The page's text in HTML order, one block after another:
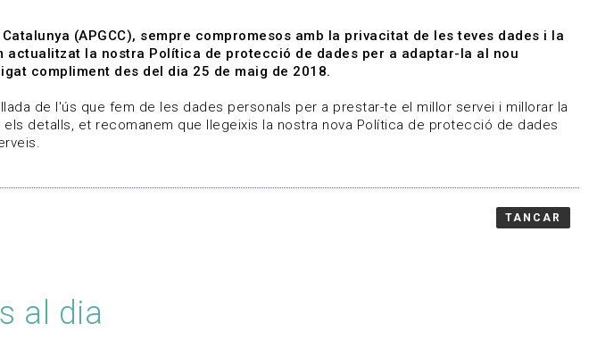
Serveis A qui representem Contacte
al dia
(APGCC), sempre compromesos amb la privacitat de les teves dades i la
la nostra Política de protecció de dades per a adaptar-la al nou
compliment des del dia 25 de maig de 2018.
de l'ús que fem de les dades personals per a prestar-te el millor servei i millorar la
detalls, et recomanem que llegeixis la nostra nova Política de protecció de dades
TANCAR